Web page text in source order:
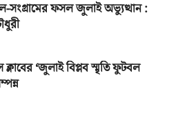
সংগ্রামের ফসল জুলাই অভ্যুত্থান :
ক্লাবের ‘জুলাই বিপ্লব স্মৃতি ফুটবল